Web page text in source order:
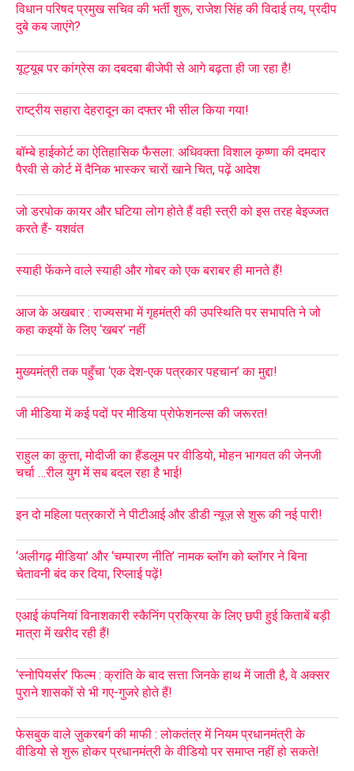
विधान परिषद प्रमुख सचिव की भर्ती शुरू, राजेश सिंह की विदाई तय, प्रदीप
दुबे कब जाएंगे?
यूट्यूब पर कांग्रेस का दबदबा बीजेपी से आगे बढ़ता ही जा रहा है!
राष्ट्रीय सहारा देहरादून का दफ्तर भी सील किया गया!
बॉम्बे हाईकोर्ट का ऐतिहासिक फैसला: अधिवक्ता विशाल कृष्णा की दमदार
पैरवी से कोर्ट में दैनिक भास्कर चारों खाने चित, पढ़ें आदेश
जो डरपोक कायर और घटिया लोग होते हैं वही स्त्री को इस तरह बेइज्जत
करते हैं- यशवंत
स्याही फेंकने वाले स्याही और गोबर को एक बराबर ही मानते हैं!
आज के अखबार : राज्यसभा में गृहमंत्री की उपस्थिति पर सभापति ने जो
कहा कइयों के लिए ‘खबर’ नहीं
मुख्यमंत्री तक पहुँचा ‘एक देश-एक पत्रकार पहचान’ का मुद्दा!
जी मीडिया में कई पदों पर मीडिया प्रोफेशनल्स की जरूरत!
राहुल का कुत्ता, मोदीजी का हैंडलूम पर वीडियो, मोहन भागवत की जेनजी
चर्चा …रील युग में सब बदल रहा है भाई!
इन दो महिला पत्रकारों ने पीटीआई और डीडी न्यूज़ से शुरू की नई पारी!
‘अलीगढ़ मीडिया’ और ‘चम्पारण नीति’ नामक ब्लॉग को ब्लॉगर ने बिना
चेतावनी बंद कर दिया, रिप्लाई पढ़ें!
एआई कंपनियां विनाशकारी स्कैनिंग प्रक्रिया के लिए छपी हुई किताबें बड़ी
मात्रा में खरीद रही हैं!
‘स्नोपियर्सर’ फिल्म : क्रांति के बाद सत्ता जिनके हाथ में जाती है, वे अक्सर
पुराने शासकों से भी गए-गुजरे होते हैं!
फेसबुक वाले ज़ुकरबर्ग की माफी : लोकतंत्र में नियम प्रधानमंत्री के
वीडियो से शुरू होकर प्रधानमंत्री के वीडियो पर समाप्त नहीं हो सकते!